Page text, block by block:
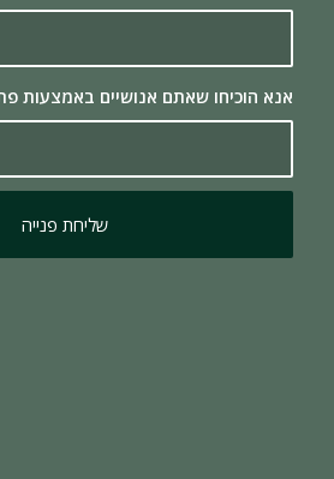
אנא הוכיחו שאתם אנושיים באמצעות